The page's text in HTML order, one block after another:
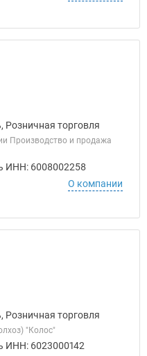
Розничная торговля
Производство и продажа
ИНН: 6008002258
О компании
Розничная торговля
"Колос"
ИНН: 6023000142